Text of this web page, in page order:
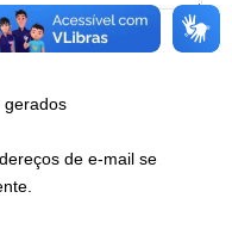
gerados
de e-mail se